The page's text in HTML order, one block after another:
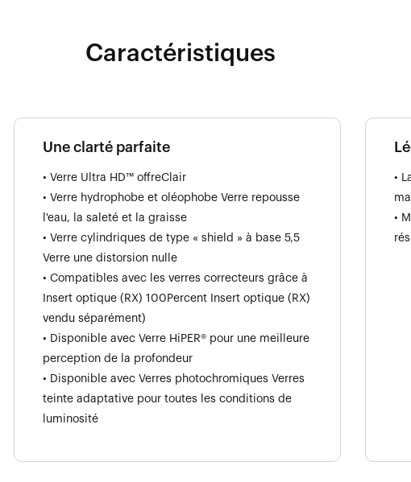
Caractéristiques
Une clarté parfaite
• Verre Ultra HD™ offreClair
• Verre hydrophobe et oléophobe Verre repousse
l'eau, la saleté et la graisse
• Verre cylindriques de type « shield » à base 5,5
Verre une distorsion nulle
• Compatibles avec les verres correcteurs grâce à
Insert optique (RX) 100Percent Insert optique (RX)
vendu séparément)
• Disponible avec Verre HiPER® pour une meilleure
perception de la profondeur
• Disponible avec Verres photochromiques Verres
teinte adaptative pour toutes les conditions de
luminosité
•
•